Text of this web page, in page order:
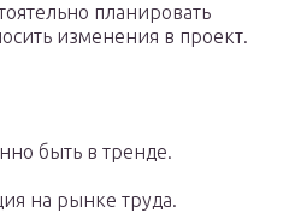
планировать
изменения в проект.
быть в тренде.
на рынке труда.